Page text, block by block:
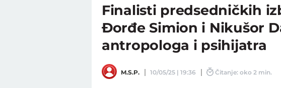
Finalisti predsedničkih
Đorđe Simion i Nikušor
antropologa i psihijatra
M.S.P. 10/05/25 | 19:36 Čitanje: oko 2 min.